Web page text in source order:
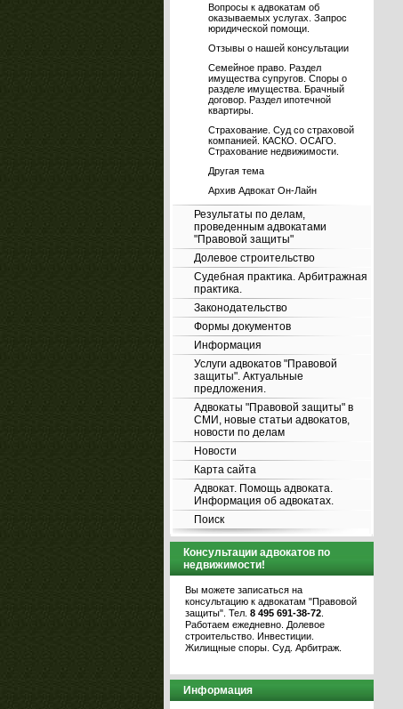
Вопросы к адвокатам об
оказываемых услугах. Запрос
юридической помощи.
Отзывы о нашей консультации
Семейное право. Раздел
имущества супругов. Споры о
разделе имущества. Брачный
договор. Раздел ипотечной
квартиры.
Страхование. Суд со страховой
компанией. КАСКО. ОСАГО.
Страхование недвижимости.
Другая тема
Архив Адвокат Он-Лайн
Результаты по делам,
проведенным адвокатами
"Правовой защиты"
Долевое строительство
Судебная практика. Арбитражная
практика.
Законодательство
Формы документов
Информация
Услуги адвокатов "Правовой
защиты". Актуальные
предложения.
Адвокаты "Правовой защиты" в
СМИ, новые статьи адвокатов,
новости по делам
Новости
Карта сайта
Адвокат. Помощь адвоката.
Информация об адвокатах.
Поиск
Консультации адвокатов по
недвижимости!
Вы можете записаться на
консультацию к адвокатам "Правовой
защиты". Тел. 8 495 691-38-72
Работаем ежедневно. Долевое
строительство. Инвестиции.
Жилищные споры. Суд. Арбитраж.
Информация